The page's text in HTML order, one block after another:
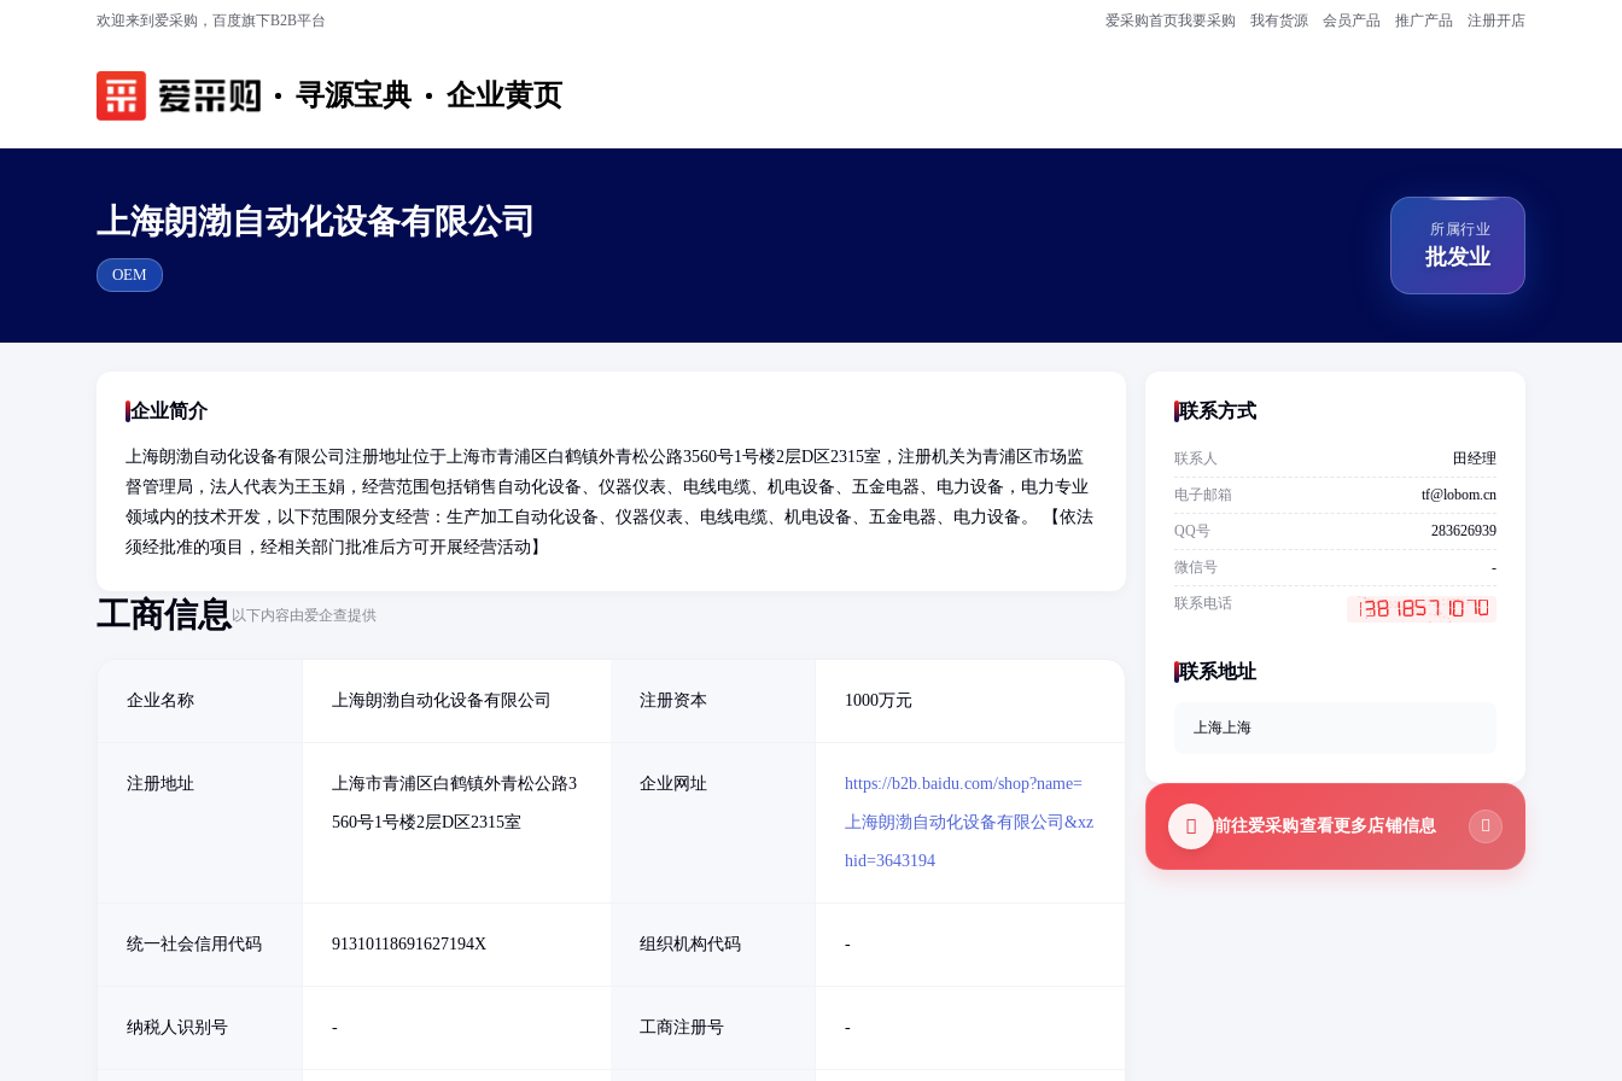
欢迎来到爱采购，百度旗下B2B平台 爱采购首页我要采购 我有货源 会员产品 推广产品 注册开店
寻源宝典 企业黄页
上海朗渤自动化设备有限公司
OEM
所属行业
批发业
企业简介
上海朗渤自动化设备有限公司注册地址位于上海市青浦区白鹤镇外青松公路3560号1号楼2层D区2315室，注册机关为青浦区市场监
督管理局，法人代表为王玉娟，经营范围包括销售自动化设备、仪器仪表、电线电缆、机电设备、五金电器、电力设备，电力专业
领域内的技术开发，以下范围限分支经营：生产加工自动化设备、仪器仪表、电线电缆、机电设备、五金电器、电力设备。 【依法
须经批准的项目，经相关部门批准后方可开展经营活动】
工商信息以下内容由爱企查提供
企业名称 上海朗渤自动化设备有限公司 注册资本 1000万元
注册地址 上海市青浦区白鹤镇外青松公路3
560号1号楼2层D区2315室
企业网址 https://b2b.baidu.com/shop?name=
上海朗渤自动化设备有限公司&xz
hid=3643194
统一社会信用代码 91310118691627194X 组织机构代码 -
纳税人识别号 - 工商注册号 -
联系方式
联系人 田经理
电子邮箱 tf@lobom.cn
QQ号 283626939
微信号 -
联系电话
联系地址
上海上海
前往爱采购查看更多店铺信息